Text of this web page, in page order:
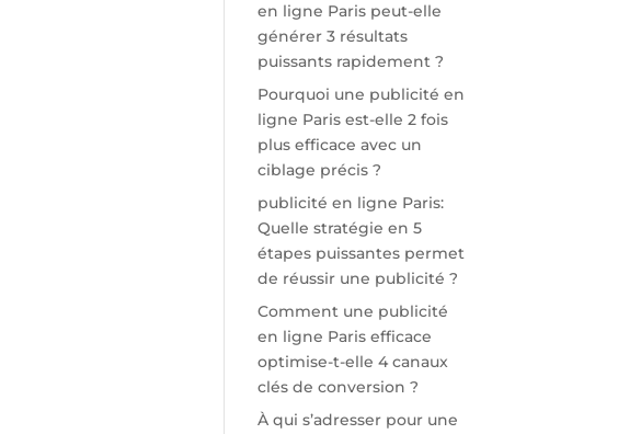
en ligne Paris peut-elle
générer 3 résultats
puissants rapidement ?
Pourquoi une publicité en
ligne Paris est-elle 2 fois
plus efficace avec un
ciblage précis ?
publicité en ligne Paris:
Quelle stratégie en 5
étapes puissantes permet
de réussir une publicité ?
Comment une publicité
en ligne Paris efficace
optimise-t-elle 4 canaux
clés de conversion ?
À qui s’adresser pour une